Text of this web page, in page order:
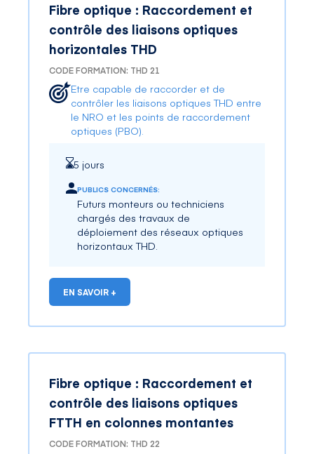
Fibre optique : Raccordement et
contrôle des liaisons optiques
horizontales THD
CODE FORMATION: THD 21
Etre capable de raccorder et de
contrôler les liaisons optiques THD entre
le NRO et les points de raccordement
optiques (PBO).
5 jours
PUBLICS CONCERNÉS:
Futurs monteurs ou techniciens
chargés des travaux de
déploiement des réseaux optiques
horizontaux THD.
EN SAVOIR +
Fibre optique : Raccordement et
contrôle des liaisons optiques
FTTH en colonnes montantes
CODE FORMATION: THD 22